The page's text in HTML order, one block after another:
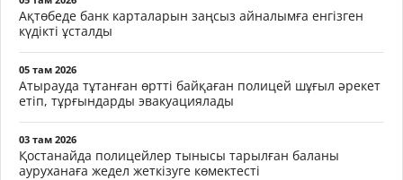
Ақтөбеде банк карталарын заңсыз айналымға енгізген
күдікті ұсталды
05 там 2026
Атырауда тұтанған өртті байқаған полицей шұғыл әрекет
етіп, тұрғындарды эвакуациялады
03 там 2026
Қостанайда полицейлер тынысы тарылған баланы
ауруханаға жедел жеткізуге көмектесті